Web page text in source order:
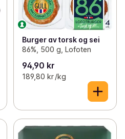
Burger av torsk og sei
86%, 500 g, Lofoten
94,90 kr
189,80 kr /kg